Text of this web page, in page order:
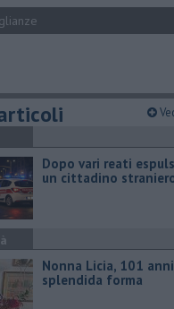
Dopo vari reati
un cittadino
Nonna Licia, 101
splendida forma